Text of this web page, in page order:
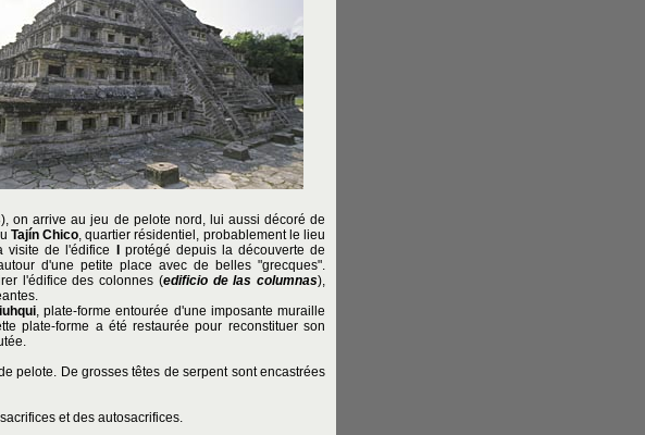
on arrive au jeu de pelote nord, lui aussi décoré de
Tajín Chico, quartier résidentiel, probablement le lieu
visite de l'édifice
protégé depuis la découverte de
d'une petite place avec de belles "grecques".
l'édifice des colonnes (edificio de las columnas),
, plate-forme entourée d'une imposante muraille
plate-forme a été restaurée pour reconstituer son
pelote. De grosses têtes de serpent sont encastrées
et des autosacrifices.